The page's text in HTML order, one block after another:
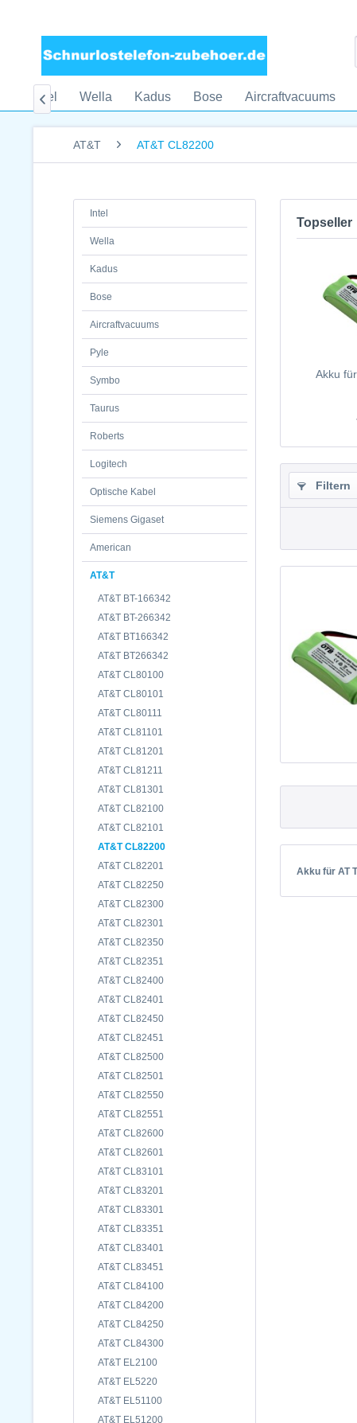
Intel Wella Kadus Bose Aircraftvacuums

AT&T AT&T CL82200
Intel
Wella
Kadus
Bose
Aircraftvacuums
Pyle
Symbo
Taurus
Roberts
Logitech
Optische Kabel
Siemens Gigaset
American
AT&T
AT&T BT-166342
AT&T BT-266342
AT&T BT166342
AT&T BT266342
AT&T CL80100
AT&T CL80101
AT&T CL80111
AT&T CL81101
AT&T CL81201
AT&T CL81211
AT&T CL81301
AT&T CL82100
AT&T CL82101
AT&T CL82200
AT&T CL82201
AT&T CL82250
AT&T CL82300
AT&T CL82301
AT&T CL82350
AT&T CL82351
AT&T CL82400
AT&T CL82401
AT&T CL82450
AT&T CL82451
AT&T CL82500
AT&T CL82501
AT&T CL82550
AT&T CL82551
AT&T CL82600
AT&T CL82601
AT&T CL83101
AT&T CL83201
AT&T CL83301
AT&T CL83351
AT&T CL83401
AT&T CL83451
AT&T CL84100
AT&T CL84200
AT&T CL84250
AT&T CL84300
AT&T EL2100
AT&T EL5220
AT&T EL51100
AT&T EL51200
Topseller
Akku
Filtern
Akku für AT T